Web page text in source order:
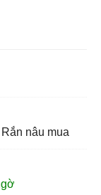
rắn nâu mua